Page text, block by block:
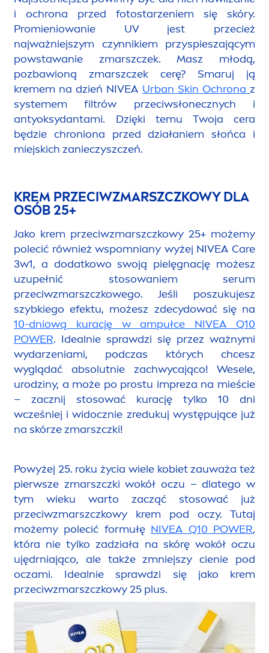
i ochrona przed fotostarzeniem się skóry.
Promieniowanie UV jest przecież
najważniejszym czynnikiem przyspieszającym
powstawanie zmarszczek. Masz młodą,
pozbawioną zmarszczek cerę? Smaruj ją
kremem na dzień NIVEA Urban Skin Ochrona z
systemem filtrów przeciwsłonecznych i
antyoksydantami. Dzięki temu Twoja cera
będzie chroniona przed działaniem słońca i
miejskich zanieczyszczeń.
KREM PRZECIWZMARSZCZKOWY DLA
OSÓB 25+
Jako krem przeciwzmarszczkowy 25+ możemy
polecić również wspomniany wyżej NIVEA Care
3w1, a dodatkowo swoją pielęgnację możesz
uzupełnić stosowaniem serum
przeciwzmarszczkowego. Jeśli poszukujesz
szybkiego efektu, możesz zdecydować się na
10-dniową kurację w ampułce NIVEA Q10
POWER. Idealnie sprawdzi się przez ważnymi
wydarzeniami, podczas których chcesz
wyglądać absolutnie zachwycająco! Wesele,
urodziny, a może po prostu impreza na mieście
– zacznij stosować kurację tylko 10 dni
wcześniej i widocznie zredukuj występujące już
na skórze zmarszczki!
Powyżej 25. roku życia wiele kobiet zauważa też
pierwsze zmarszczki wokół oczu – dlatego w
tym wieku warto zacząć stosować już
przeciwzmarszczkowy krem pod oczy. Tutaj
możemy polecić formułę NIVEA Q10 POWER,
która nie tylko zadziała na skórę wokół oczu
ujędrniająco, ale także zmniejszy cienie pod
oczami. Idealnie sprawdzi się jako krem
przeciwzmarszczkowy 25 plus.